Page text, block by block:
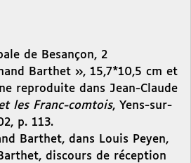
de Besançon, 2
Barthet », 15,7*10,5 cm et
reproduite dans Jean-Claude
les Franc-comtois, Yens-sur-
p. 113.
Barthet, dans Louis Peyen,
discours de réception